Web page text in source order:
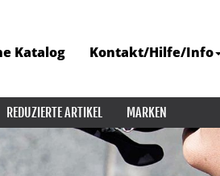
Katalog Kontakt/Hilfe/Info
REDUZIERTE ARTIKEL MARKEN